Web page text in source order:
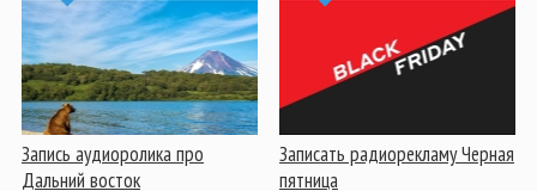
Запись аудиоролика про
Дальний восток
Записать радиорекламу Черная
пятница